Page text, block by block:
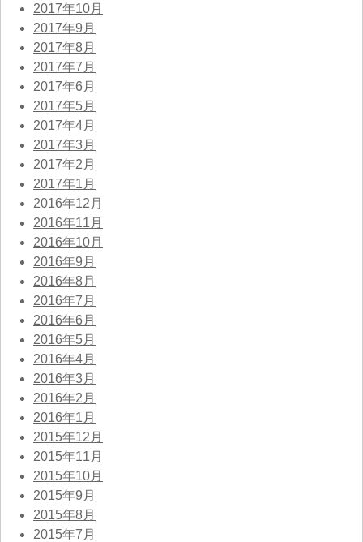
2017年10月
2017年9月
2017年8月
2017年7月
2017年6月
2017年5月
2017年4月
2017年3月
2017年2月
2017年1月
2016年12月
2016年11月
2016年10月
2016年9月
2016年8月
2016年7月
2016年6月
2016年5月
2016年4月
2016年3月
2016年2月
2016年1月
2015年12月
2015年11月
2015年10月
2015年9月
2015年8月
2015年7月